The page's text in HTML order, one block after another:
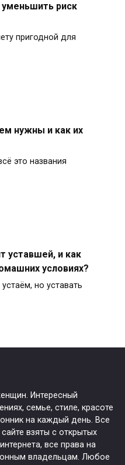
риск
пригодной для
нужны и как их
это названия
уставшей, и как
условиях?
но уставать
Интересный
семье, стиле, красоте
на каждый день. Все
взяты с открытых
все права на
владельцам. Любое